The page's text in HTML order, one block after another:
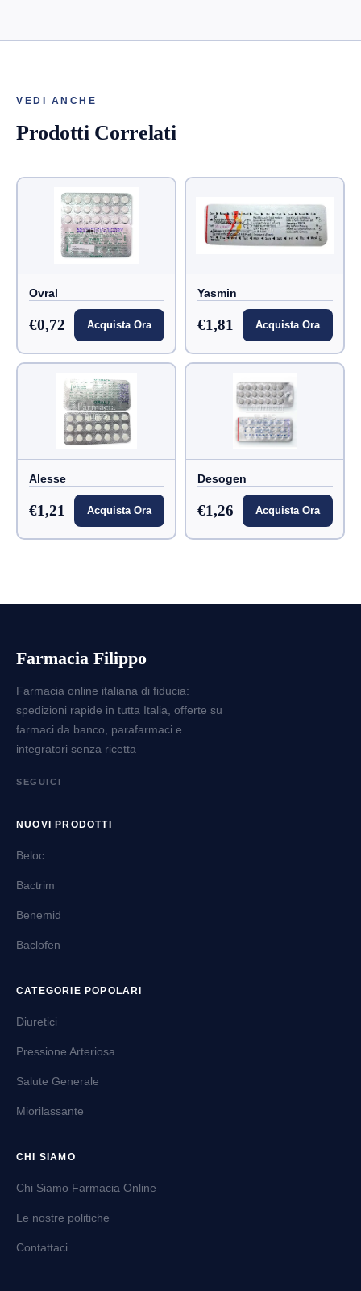
VEDI ANCHE
Prodotti Correlati
Ovral
€0,72 Acquista Ora
Yasmin
€1,81 Acquista Ora
Alesse
€1,21 Acquista Ora
Desogen
€1,26 Acquista Ora
Farmacia Filippo
Farmacia online italiana di fiducia:
spedizioni rapide in tutta Italia, offerte su
farmaci da banco, parafarmaci e
integratori senza ricetta
SEGUICI
NUOVI PRODOTTI
Beloc
Bactrim
Benemid
Baclofen
CATEGORIE POPOLARI
Diuretici
Pressione Arteriosa
Salute Generale
Miorilassante
CHI SIAMO
Chi Siamo Farmacia Online
Le nostre politiche
Contattaci